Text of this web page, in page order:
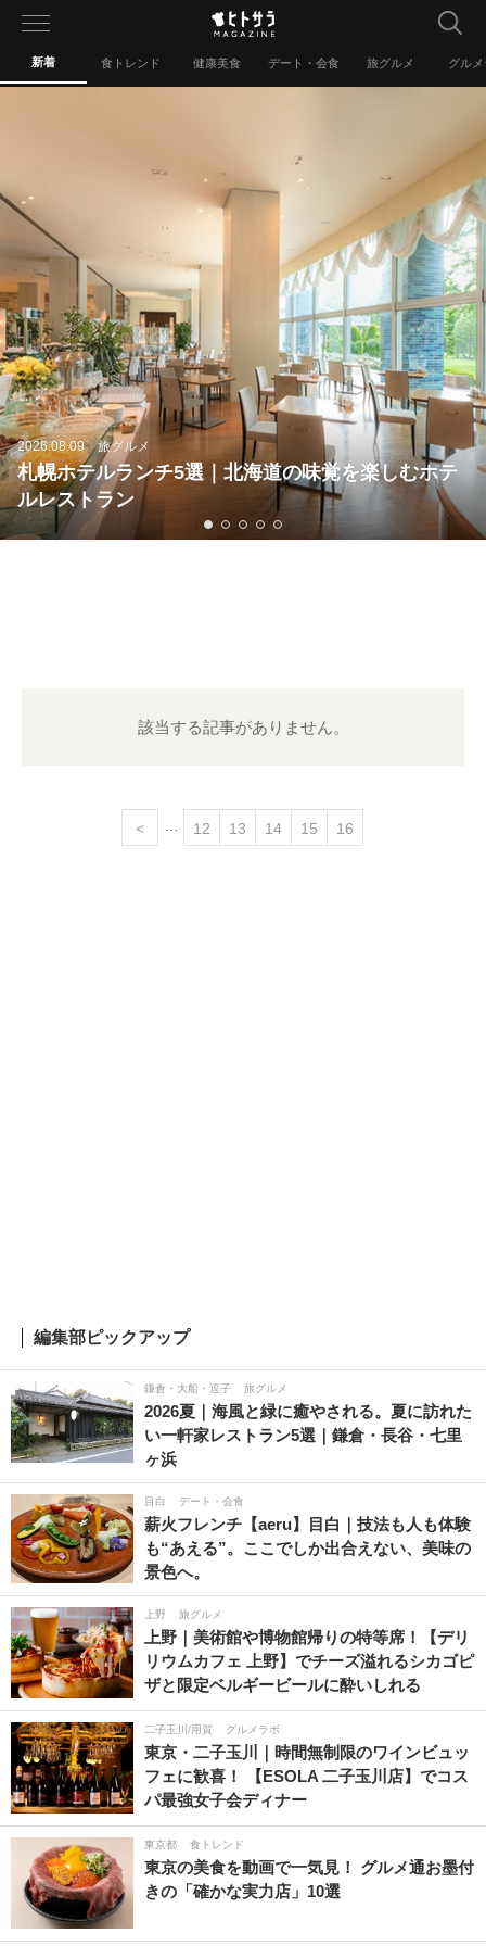
toggle
新着 食トレンド 健康美食 デート・会食 旅グルメ グル
2026.08.09 旅グルメ
札幌ホテルランチ5選｜北海道の味覚を楽しむホテ
ルレストラン
該当する記事がありません。
< 12 13 14 15 16
編集部ピックアップ
鎌倉・大船・逗子 旅グルメ
2026夏｜海風と緑に癒やされる。夏に訪れた
い一軒家レストラン5選｜鎌倉・長谷・七里
ヶ浜
目白 デート・会食
薪火フレンチ【aeru】目白｜技法も人も体験
も“あえる”。ここでしか出合えない、美味の
景色へ。
上野 旅グルメ
上野｜美術館や博物館帰りの特等席！【デリ
リウムカフェ 上野】でチーズ溢れるシカゴピ
ザと限定ベルギービールに酔いしれる
二子玉川/用賀 グルメラボ
東京・二子玉川｜時間無制限のワインビュッ
フェに歓喜！ 【ESOLA 二子玉川店】でコス
パ最強女子会ディナー
東京都 食トレンド
東京の美食を動画で一気見！ グルメ通お墨付
きの「確かな実力店」10選